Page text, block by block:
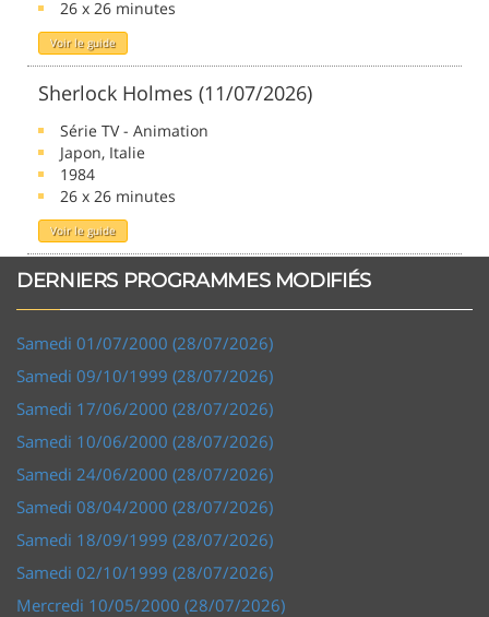
26 x 26 minutes
Voir le guide
Sherlock Holmes (11/07/2026)
Série TV - Animation
Japon, Italie
1984
26 x 26 minutes
Voir le guide
DERNIERS PROGRAMMES MODIFIÉS
Samedi 01/07/2000 (28/07/2026)
Samedi 09/10/1999 (28/07/2026)
Samedi 17/06/2000 (28/07/2026)
Samedi 10/06/2000 (28/07/2026)
Samedi 24/06/2000 (28/07/2026)
Samedi 08/04/2000 (28/07/2026)
Samedi 18/09/1999 (28/07/2026)
Samedi 02/10/1999 (28/07/2026)
Mercredi 10/05/2000 (28/07/2026)